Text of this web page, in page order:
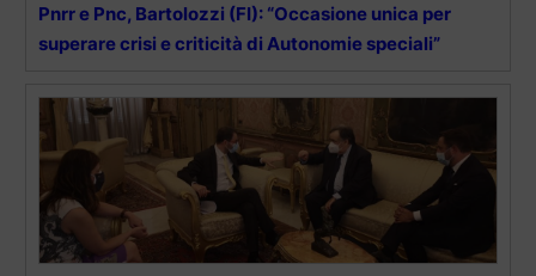
Pnrr e Pnc, Bartolozzi (FI): “Occasione unica per
superare crisi e criticità di Autonomie speciali”